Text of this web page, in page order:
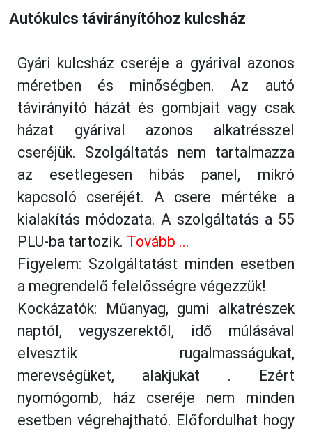
Autókulcs távirányítóhoz kulcsház
Gyári kulcsház cseréje a gyárival azonos
méretben és minőségben. Az autó
távirányító házát és gombjait vagy csak
házat gyárival azonos alkatrésszel
cseréjük. Szolgáltatás nem tartalmazza
az esetlegesen hibás panel, mikró
kapcsoló cseréjét. A csere mértéke a
kialakítás módozata. A szolgáltatás a 55
PLU-ba tartozik. Tovább ...
Figyelem: Szolgáltatást minden esetben
a megrendelő felelősségre végezzük!
Kockázatók: Műanyag, gumi alkatrészek
naptól, vegyszerektől, idő múlásával
elvesztik rugalmasságukat,
merevségüket, alakjukat . Ezért
nyomógomb, ház cseréje nem minden
esetben végrehajtható. Előfordulhat hogy